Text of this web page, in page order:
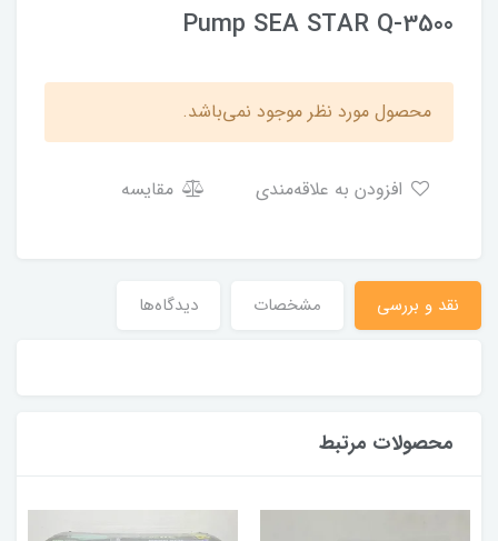
Pump SEA STAR Q-3500
محصول مورد نظر موجود نمی‌باشد.
مقایسه
نقد و بررسی مشخصات دیدگاه‌ها
محصولات مرتبط